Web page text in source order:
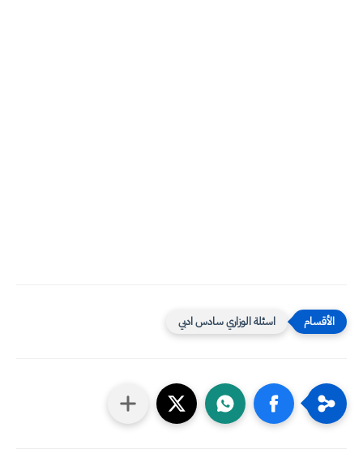
اسئلة الوزاري سادس ادبي